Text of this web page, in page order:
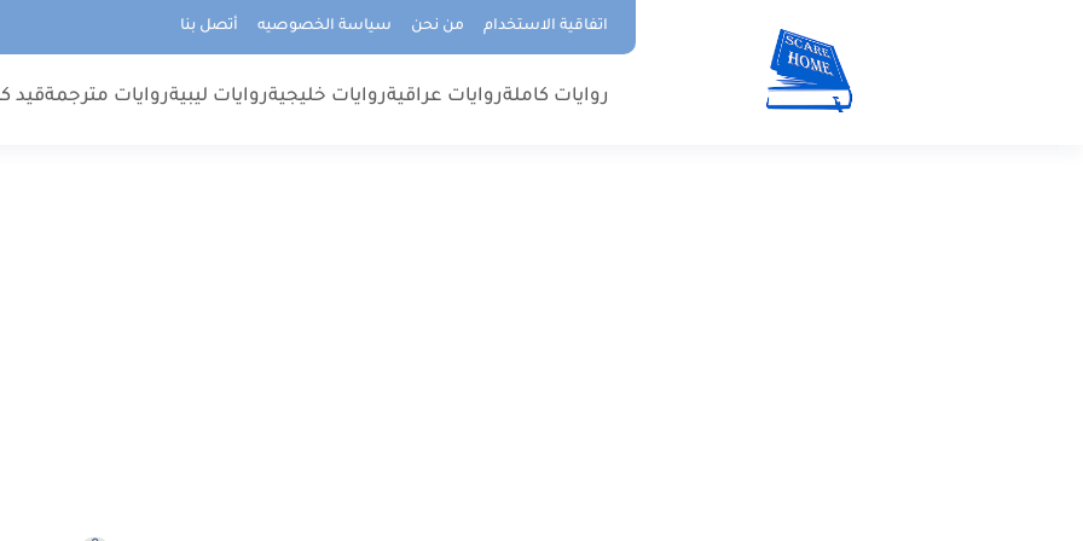
اتفاقية الاستخدام من نحن سياسة الخصوصيه أتصل بنا
روايات كاملةروايات عراقيةروايات خليجيةروايات ليبيةروايات مترجمةقيد